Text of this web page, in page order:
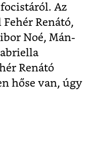
Az
Renátó,
Noé, Mán-
Renátó
hőse van, úgy